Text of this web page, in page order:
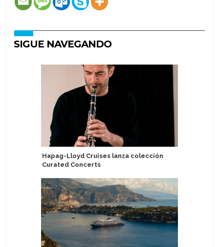
SIGUE NAVEGANDO
Hapag-Lloyd Cruises lanza colección
Curated Concerts